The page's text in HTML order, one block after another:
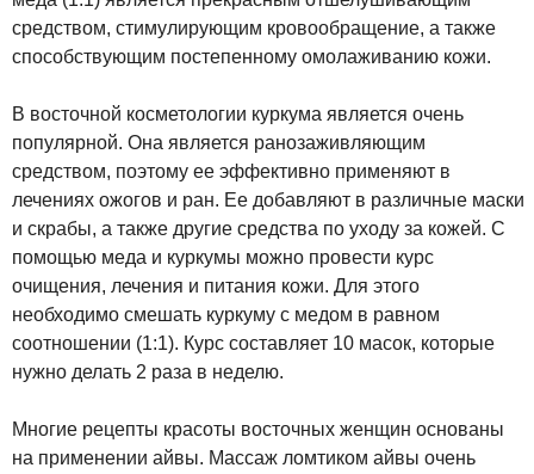
средством, стимулирующим кровообращение, а также
способствующим постепенному омолаживанию кожи.
В восточной косметологии куркума является очень
популярной. Она является ранозаживляющим
средством, поэтому ее эффективно применяют в
лечениях ожогов и ран. Ее добавляют в различные маски
и скрабы, а также другие средства по уходу за кожей. С
помощью меда и куркумы можно провести курс
очищения, лечения и питания кожи. Для этого
необходимо смешать куркуму с медом в равном
соотношении (1:1). Курс составляет 10 масок, которые
нужно делать 2 раза в неделю.
Многие рецепты красоты восточных женщин основаны
на применении айвы. Массаж ломтиком айвы очень